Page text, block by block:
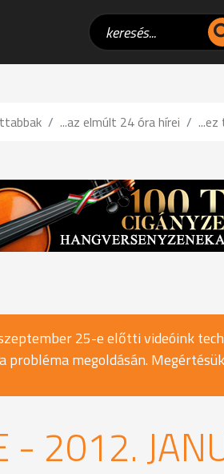
...az elmúlt 24 óra hírei
25-e előtti videóink
probléma megoldásán.
- 2012.